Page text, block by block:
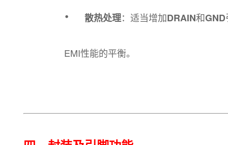
· 散热处理：适当增加DRAIN和GND
EMI性能的平衡。